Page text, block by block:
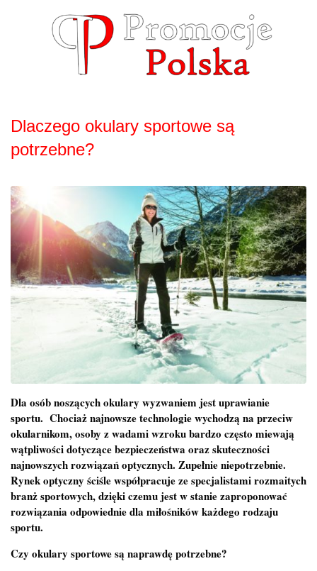
Dlaczego okulary sportowe są
potrzebne?
Dla osób noszących okulary wyzwaniem jest uprawianie
sportu. Chociaż najnowsze technologie wychodzą na przeciw
okularnikom, osoby z wadami wzroku bardzo często miewają
wątpliwości dotyczące bezpieczeństwa oraz skuteczności
najnowszych rozwiązań optycznych. Zupełnie niepotrzebnie.
Rynek optyczny ściśle współpracuje ze specjalistami rozmaitych
branż sportowych, dzięki czemu jest w stanie zaproponować
rozwiązania odpowiednie dla miłośników każdego rodzaju
sportu.
Czy okulary sportowe są naprawdę potrzebne?